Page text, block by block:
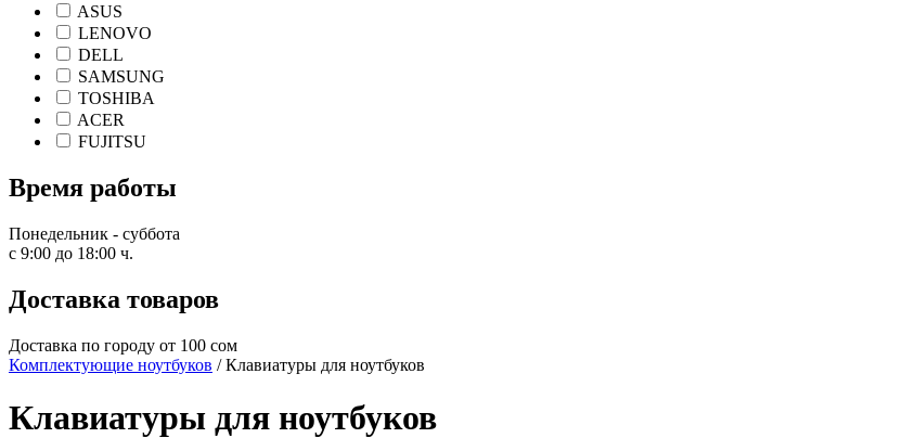
ASUS
LENOVO
DELL
SAMSUNG
TOSHIBA
ACER
FUJITSU
Время работы
Понедельник - суббота
с 9:00 до 18:00 ч.
Доставка товаров
Доставка по городу от 100 сом
Комплектующие ноутбуков / Клавиатуры для ноутбуков
Клавиатуры для ноутбуков